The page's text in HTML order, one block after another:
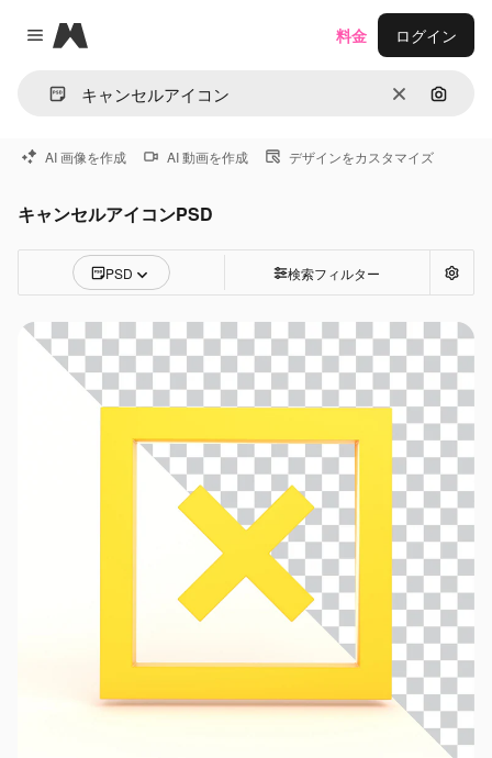
Close menu
Magnific
消去 画像で
料金 ログイン
AI 画像を作成 AI 動画を作成 デザインをカスタマイズ
キャンセルアイコンPSD
PSD 検索フィルター